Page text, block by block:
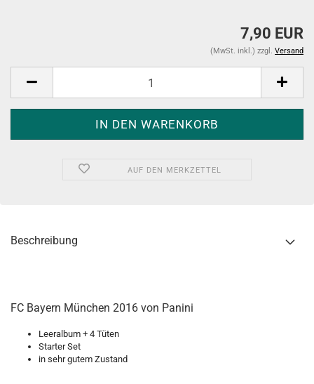
7,90 EUR
(MwSt. inkl.) zzgl. Versand
AUF DEN MERKZETTEL
Beschreibung
FC Bayern München 2016 von Panini
Leeralbum + 4 Tüten
Starter Set
in sehr gutem Zustand